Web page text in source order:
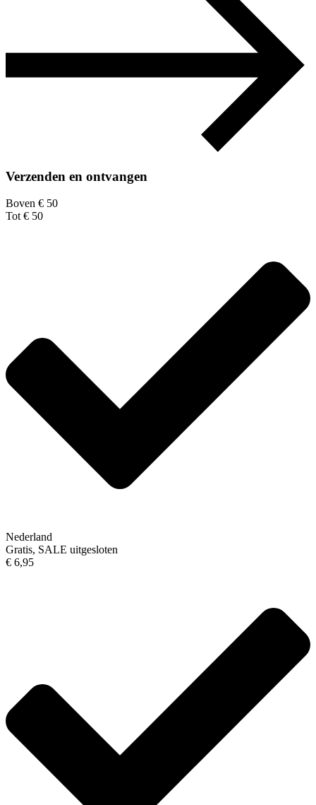
Verzenden en ontvangen
Boven € 50
Tot € 50
Nederland
Gratis, SALE uitgesloten
€ 6,95